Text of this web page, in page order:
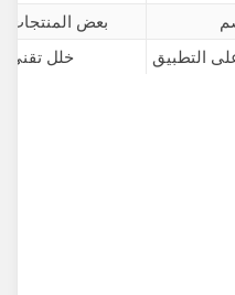
بعض المنتجات
التطبيق
خلل تقني